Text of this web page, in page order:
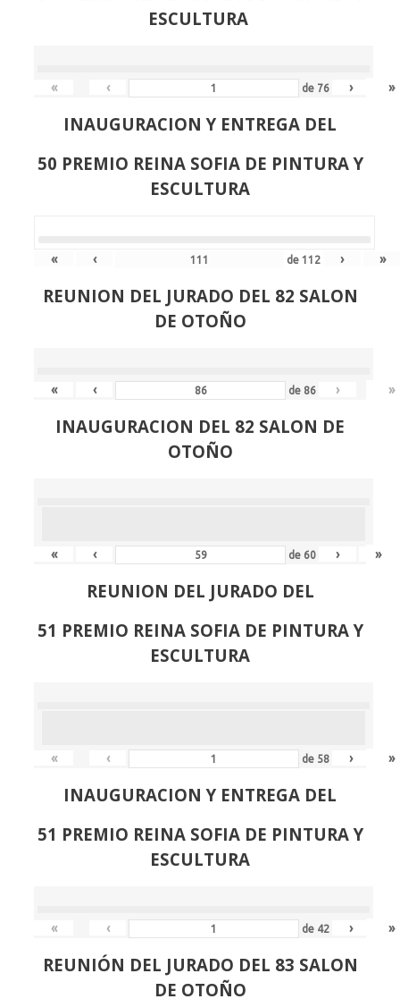
ESCULTURA
« ‹ de 76 › »
INAUGURACION Y ENTREGA DEL
50 PREMIO REINA SOFIA DE PINTURA Y
ESCULTURA
« ‹ de112 › »
REUNION DEL JURADO DEL 82 SALON
DE OTOÑO
« ‹ de 86 › »
INAUGURACION DEL 82 SALON DE
OTOÑO
« ‹ de 60 › »
REUNION DEL JURADO DEL
51 PREMIO REINA SOFIA DE PINTURA Y
ESCULTURA
« ‹ de 58 › »
INAUGURACION Y ENTREGA DEL
51 PREMIO REINA SOFIA DE PINTURA Y
ESCULTURA
« ‹ de 42 › »
REUNIÓN DEL JURADO DEL 83 SALON
DE OTOÑO